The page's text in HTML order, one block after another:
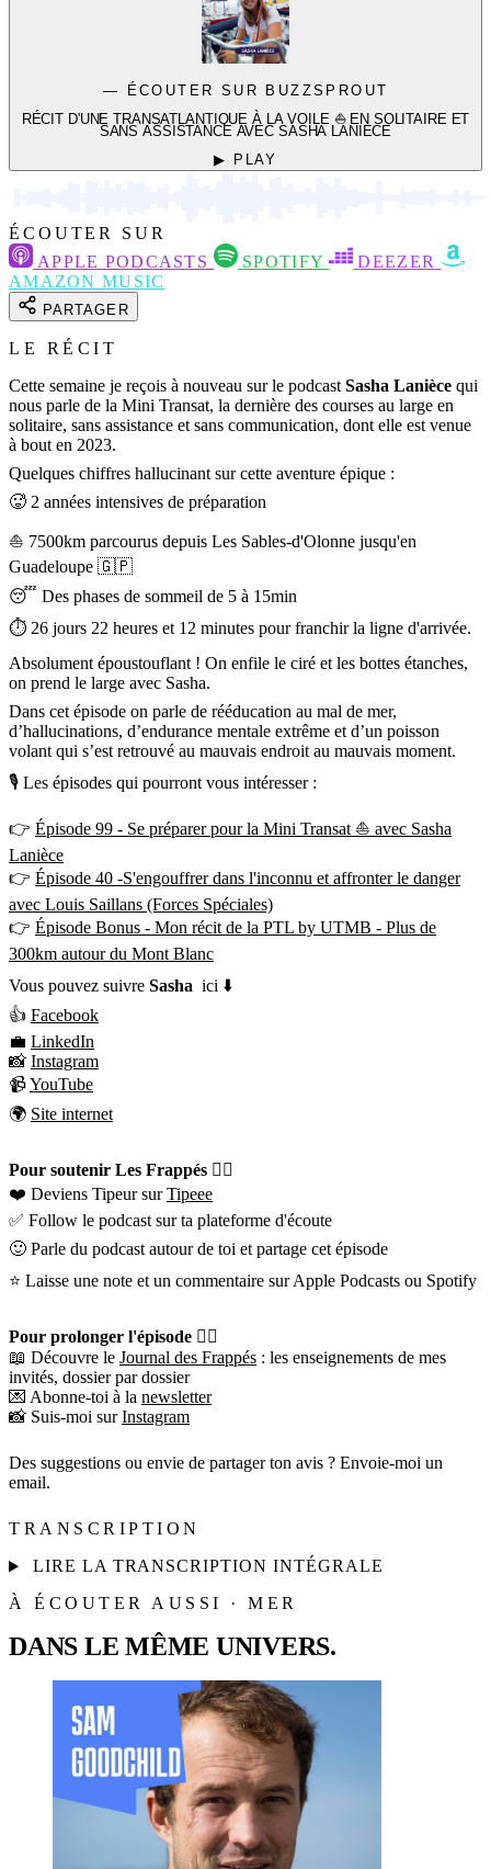
— ÉCOUTER SUR BUZZSPROUT
RÉCIT D'UNE TRANSATLANTIQUE À LA VOILE ⛵️ EN SOLITAIRE ET
SANS ASSISTANCE AVEC SASHA LANIÈCE
▶ PLAY
ÉCOUTER SUR
APPLE PODCASTS
SPOTIFY
DEEZER
AMAZON MUSIC
PARTAGER
LE RÉCIT
Cette semaine je reçois à nouveau sur le podcastSasha Lanièce qui
nous parle de la Mini Transat, la dernière des courses au large en
solitaire, sans assistance et sans communication, dont elle est venue
à bout en 2023.
Quelques chiffres hallucinant sur cette aventure épique :
🥵 2 années intensives de préparation
⛵️ 7500km parcourus depuis Les Sables-d'Olonne jusqu'en
Guadeloupe 🇬🇵
😴 Des phases de sommeil de 5 à 15min
⏱️ 26 jours 22 heures et 12 minutes pour franchir la ligne d'arrivée.
Absolument époustouflant ! On enfile le ciré et les bottes étanches,
on prend le large avec Sasha.
Dans cet épisode on parle de rééducation au mal de mer,
d’hallucinations, d’endurance mentale extrême et d’un poisson
volant qui s’est retrouvé au mauvais endroit au mauvais moment.
🎙 Les épisodes qui pourront vous intéresser :
👉 Épisode 99 - Se préparer pour la Mini Transat ⛵️ avec Sasha
Lanièce
👉 Épisode 40 -S'engouffrer dans l'inconnu et affronter le danger
avec Louis Saillans (Forces Spéciales)
👉 Épisode Bonus - Mon récit de la PTL by UTMB - Plus de
300km autour du Mont Blanc
Vous pouvez suivre Sasha ici ⬇️
👍 Facebook
💼 LinkedIn
📸 Instagram
📹YouTube
🌍 Site internet
Pour soutenir Les Frappés 👇🏼
❤️ Deviens Tipeur surTipeee
✅ Follow le podcast sur ta plateforme d'écoute
🙂 Parle du podcast autour de toi et partage cet épisode
⭐️ Laisse une note et un commentaire sur Apple Podcasts ou Spotify
Pour prolonger l'épisode 👇🏼
📖 Découvre le Journal des Frappés : les enseignements de mes
invités, dossier par dossier
💌 Abonne-toi à la newsletter
📸 Suis-moi surInstagram
Des suggestions ou envie de partager ton avis ? Envoie-moi un
email.
TRANSCRIPTION
LIRE LA TRANSCRIPTION INTÉGRALE
À ÉCOUTER AUSSI · MER
DANS LE MÊME UNIVERS.